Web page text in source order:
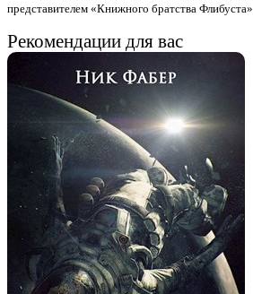
представителем «Книжного братства Флибуста»
Рекомендации для вас